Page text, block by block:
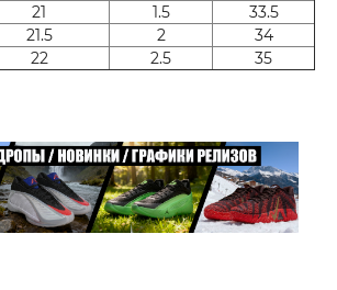
21 1.5
33.5
21.5 2
34
22 2.5 35